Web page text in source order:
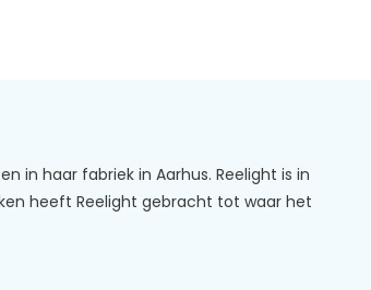
in haar fabriek in Aarhus. Reelight is in
heeft Reelight gebracht tot waar het